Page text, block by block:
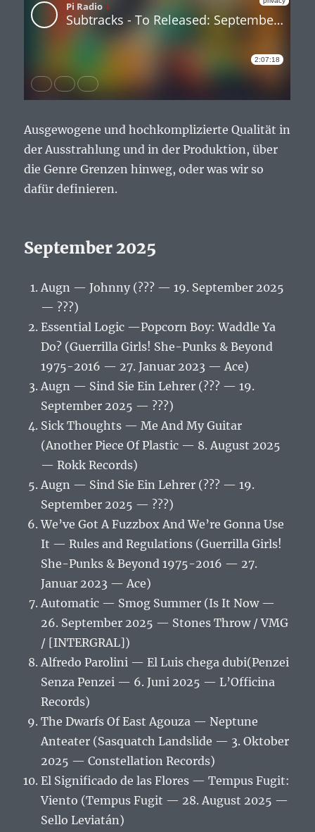
Ausgewogene und hochkomplizierte Qualität in
der Ausstrahlung und in der Produktion, über
die Genre Grenzen hinweg, oder was wir so
dafür definieren.
September 2025
Augn — Johnny (??? — 19. September 2025
— ???)
Essential Logic —Popcorn Boy: Waddle Ya
Do? (Guerrilla Girls! She-Punks & Beyond
1975-2016 — 27. Januar 2023 — Ace)
Augn — Sind Sie Ein Lehrer (??? — 19.
September 2025 — ???)
Sick Thoughts — Me And My Guitar
(Another Piece Of Plastic — 8. August 2025
— Rokk Records)
Augn — Sind Sie Ein Lehrer (??? — 19.
September 2025 — ???)
We’ve Got A Fuzzbox And We’re Gonna Use
It — Rules and Regulations (Guerrilla Girls!
She-Punks & Beyond 1975-2016 — 27.
Januar 2023 — Ace)
Automatic — Smog Summer (Is It Now —
26. September 2025 — Stones Throw / VMG
/ [INTERGRAL])
Alfredo Parolini — El Luis chega dubi(Penzei
Senza Penzei — 6. Juni 2025 — L’Officina
Records)
The Dwarfs Of East Agouza — Neptune
Anteater (Sasquatch Landslide — 3. Oktober
2025 — Constellation Records)
El Significado de las Flores — Tempus Fugit:
Viento (Tempus Fugit — 28. August 2025 —
Sello Leviatán)